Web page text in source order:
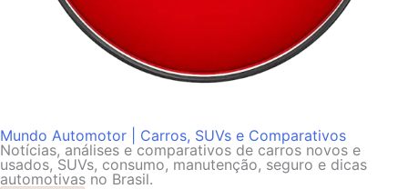
Mundo Automotor | Carros, SUVs e Comparativos
Notícias, análises e comparativos de carros novos e
usados, SUVs, consumo, manutenção, seguro e dicas
automotivas no Brasil.